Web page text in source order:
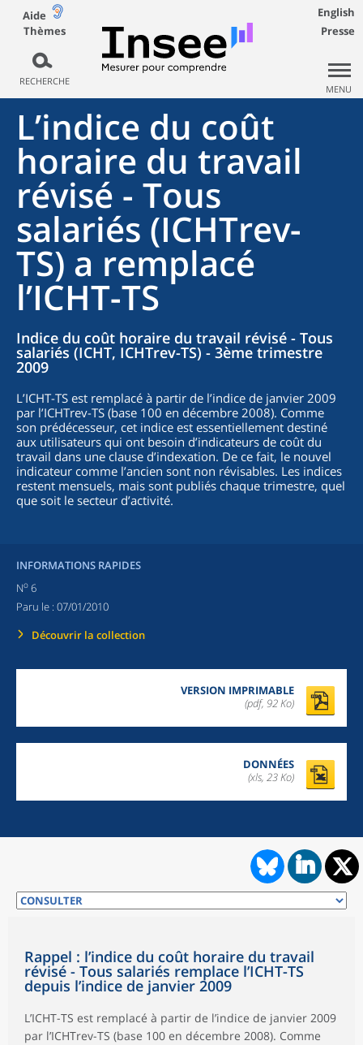
Aide
Thèmes
RECHERCHE
English
Presse
MENU
L’indice du coût
horaire du travail
révisé - Tous
salariés (ICHTrev-
TS) a remplacé
l’ICHT-TS
Indice du coût horaire du travail révisé - Tous
salariés (ICHT, ICHTrev-TS) - 3ème trimestre
2009
L’ICHT-TS est remplacé à partir de l’indice de janvier 2009
par l’ICHTrev-TS (base 100 en décembre 2008). Comme
son prédécesseur, cet indice est essentiellement destiné
aux utilisateurs qui ont besoin d’indicateurs de coût du
travail dans une clause d’indexation. De ce fait, le nouvel
indicateur comme l’ancien sont non révisables. Les indices
restent mensuels, mais sont publiés chaque trimestre, quel
que soit le secteur d’activité.
INFORMATIONS RAPIDES
No 6
Paru le : 07/01/2010
Découvrir la collection
VERSION IMPRIMABLE
(pdf, 92 Ko)
DONNÉES
(xls, 23 Ko)
Rappel : l’indice du coût horaire du travail
révisé - Tous salariés remplace l’ICHT-TS
depuis l’indice de janvier 2009
L’ICHT-TS est remplacé à partir de l’indice de janvier 2009
par l’ICHTrev-TS (base 100 en décembre 2008). Comme